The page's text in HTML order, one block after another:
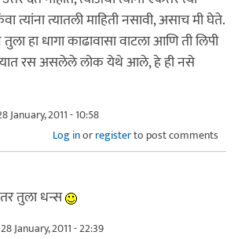
त्यांना त्यातली माहिती नसावी, असाच मी घेते.
तुला हा धागा काढावासा वाटला आणि ती लिपी
रस असलेले लोक येथे आले, हे ही नसे
January, 2011 - 10:58
Log inorregisterto post comments
तुला धन्स
January, 2011 - 22:39